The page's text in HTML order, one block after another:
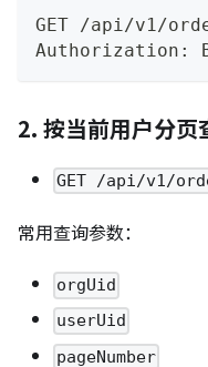
GET /api/v1/
Authorization:
2. 按当前用户分页
GET /api/v1/
常用查询参数：
orgUid
userUid
pageNumber